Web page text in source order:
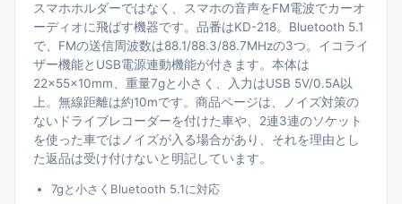
スマホホルダーではなく、スマホの音声をFM電波でカーオ
ーディオに飛ばす機器です。品番はKD-218。Bluetooth 5.1
で、FMの送信周波数は88.1/88.3/88.7MHzの3つ。イコライ
ザー機能とUSB電源連動機能が付きます。本体は
22×55×10mm、重量7gと小さく、入力はUSB 5V/0.5A以
上。無線距離は約10mです。商品ページは、ノイズ対策の
ないドライブレコーダーを付けた車や、2連3連のソケット
を使った車ではノイズが入る場合があり、それを理由とし
た返品は受け付けないと明記しています。
7gと小さくBluetooth 5.1に対応